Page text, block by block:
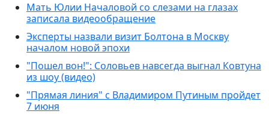
Мать Юлии Началовой со слезами на глазах
записала видеообращение
Эксперты назвали визит Болтона в Москву
началом новой эпохи
"Пошел вон!": Соловьев навсегда выгнал Ковтуна
из шоу (видео)
"Прямая линия" с Владимиром Путиным пройдет
7 июня